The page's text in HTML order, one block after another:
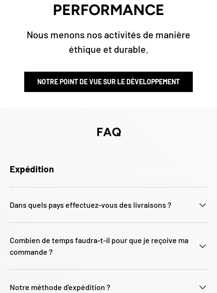
PERFORMANCE
Nous menons nos activités de manière
éthique et durable.
NOTRE POINT DE VUE SUR LE DÉVELOPPEMENT
FAQ
Expédition
Dans quels pays effectuez-vous des livraisons ?
Combien de temps faudra-t-il pour que je reçoive ma
commande ?
Notre méthode d'expédition ?